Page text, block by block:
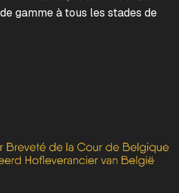
gamme à tous les stades de